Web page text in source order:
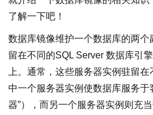
了解一下吧！
数据库镜像维护一个数据库的两
留在不同的SQL Server 数据库引
上。通常，这些服务器实例驻留
中一个服务器实例使数据库服务于
器”），而另一个服务器实例则充